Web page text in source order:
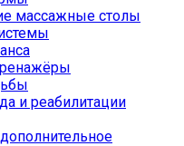
массажные столы
и реабилитации